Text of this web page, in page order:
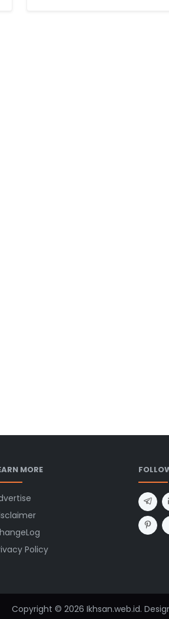
MORE
Policy
Copyright © 2026 Ikhsan.web.id.